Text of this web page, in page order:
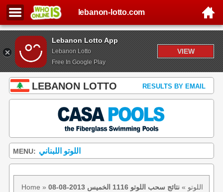
Lebanon Lotto App
Lebanon Lotto
Free In Google Play
VIEW
lebanon-lotto.com
LEBANON LOTTO RESULTS BY EMAIL
MENU: اللوتو اللبناني
Home » اللوتو »
نتائج سحب اللوتو 1116 الخميس 2013-08-08